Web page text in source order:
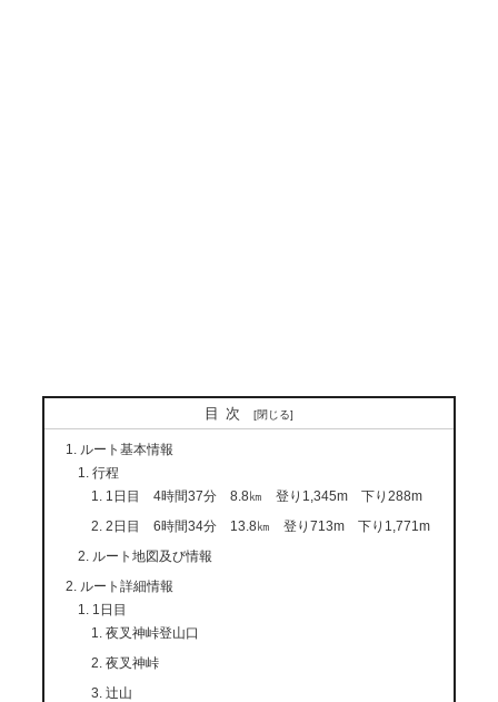
目次
ルート基本情報
行程
1日目 4時間37分 8.8㎞ 登り1,345m 下り288m
2日目 6時間34分 13.8㎞ 登り713m 下り1,771m
ルート地図及び情報
ルート詳細情報
1日目
夜叉神峠登山口
夜叉神峠
辻山